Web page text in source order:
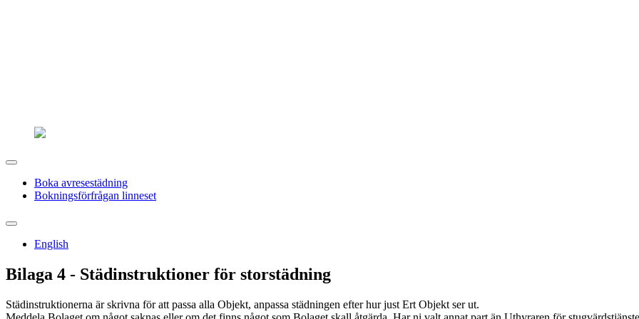
Boka avresestädning
Bokningsförfrågan linneset
English
Bilaga 4 - Städinstruktioner för storstädning
Städinstruktionerna är skrivna för att passa alla Objekt, anpassa städningen efter hur just Ert Objekt ser ut.